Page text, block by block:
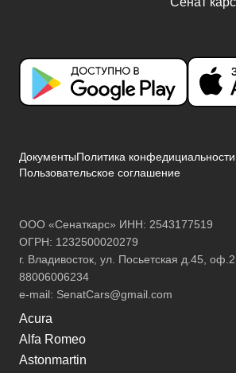
ДокументыПолитика конфедициальности
Пользовательское соглашение
ООО «Сенаткарс» ИНН: 2543177519
ОГРН: 1232500020279
г. Владивосток, ул. Посьетская д.45,
88006006234
e-mail: SenatCars@gmail.com
Acura
Alfa Romeo
Astonmartin